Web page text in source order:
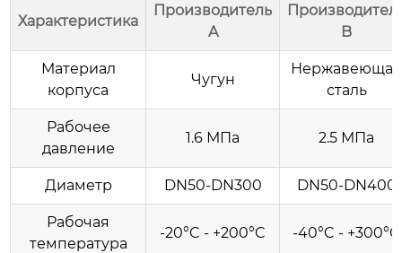
Характеристика
Производитель
A
B
Материал
корпуса
Чугун
Нержавеющая
сталь
Рабочее
давление
1.6 МПа 2.5 МПа
Диаметр DN50-DN300 DN50-DN400
Рабочая
температура
-20°C - +200°C -40°C - +300°C